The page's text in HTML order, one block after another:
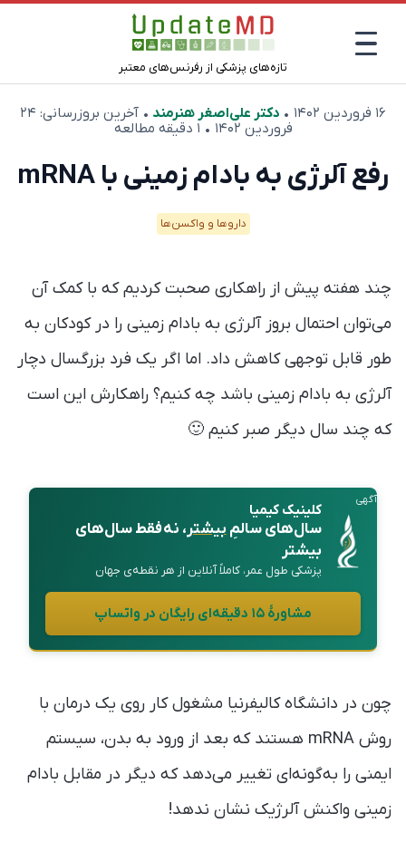
تازه‌های پزشکی از رفرنس‌های معتبر
۱۶ فروردین ۱۴۰۲ • دکتر علی‌اصغر هنرمند • آخرین بروزرسانی: ۲۴
فروردین ۱۴۰۲
• ۱ دقیقه مطالعه
رفع آلرژی به بادام زمینی با mRNA
دارو‌ها و واکسن‌ها
چند هفته پیش از راهکاری صحبت کردیم که با کمک آن
می‌توان احتمال بروز آلرژی به بادام زمینی را در کودکان به
طور قابل توجهی کاهش داد. اما اگر یک فرد بزرگسال دچار
آلرژی به بادام زمینی باشد چه کنیم؟ راهکارش این است
که چند سال دیگر صبر کنیم 🙂
آگهی
کلینیک کیمیا
سال‌های سالمِبیشتر، نه فقط سال‌های
بیشتر
پزشکی طول عمر، کاملاً آنلاین از هر نقطه‌ی جهان
مشاورهٔ ۱۵ دقیقه‌ای رایگان در واتساپ
چون در دانشگاه کالیفرنیا مشغول کار روی یک درمان با
روش mRNA هستند که بعد از ورود به بدن، سیستم
ایمنی را به‌گونه‌ای تغییر می‌دهد که دیگر در مقابل بادام
زمینی واکنش آلرژیک نشان ندهد!